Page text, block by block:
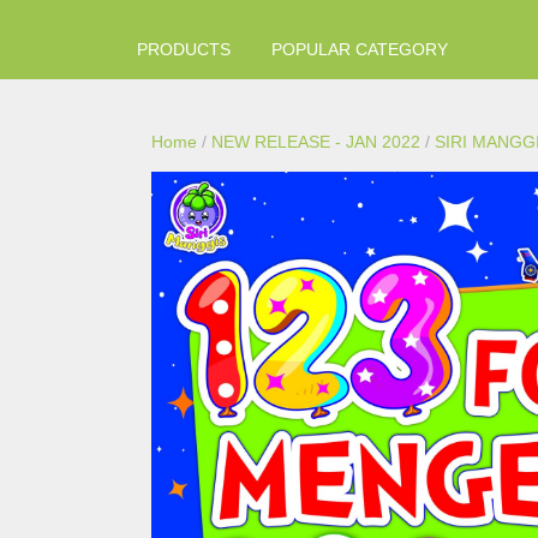
PRODUCTS POPULAR CATEGORY
Home / NEW RELEASE - JAN 2022 / SIRI